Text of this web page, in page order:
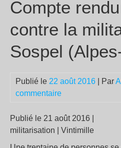
Compte
contre la
Sospel
Publié le 22 août 2016 | Par
commentaire
Publié le 21 août 2016 |
militarisation | Vintimille